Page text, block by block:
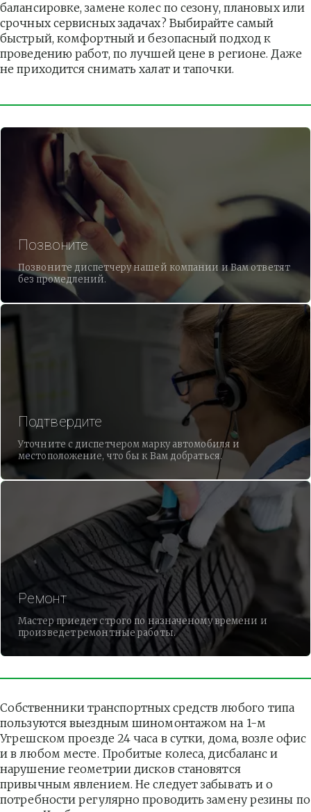
балансировке, замене колес по сезону, плановых или
срочных сервисных задачах? Выбирайте самый
быстрый, комфортный и безопасный подход к
проведению работ, по лучшей цене в регионе. Даже
не приходится снимать халат и тапочки.
Позвоните
Позвоните диспетчеру нашей компании и Вам ответят
без промедлений.
Подтвердите
Уточните с диспетчером марку автомобиля и
местоположение, что бы к Вам добраться.
Ремонт
Мастер приедет строго по назначеному времени и
произведет ремонтные работы.
Собственники транспортных средств любого типа
пользуются выездным шиномонтажом на 1-м
Угрешском проезде 24 часа в сутки, дома, возле офис
и в любом месте. Пробитые колеса, дисбаланс и
нарушение геометрии дисков становятся
привычным явлением. Не следует забывать и о
потребности регулярно проводить замену резины по